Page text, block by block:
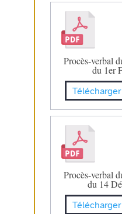
Procès-verbal
du 1er
Procès-verbal
du 14